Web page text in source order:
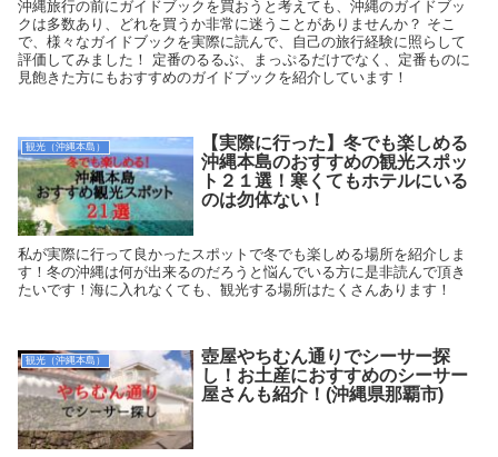
沖縄旅行の前にガイドブックを買おうと考えても、沖縄のガイドブッ
クは多数あり、どれを買うか非常に迷うことがありませんか？ そこ
で、様々なガイドブックを実際に読んで、自己の旅行経験に照らして
評価してみました！ 定番のるるぶ、まっぷるだけでなく、定番ものに
見飽きた方にもおすすめのガイドブックを紹介しています！
観光（沖縄本島）
【実際に行った】冬でも楽しめる
沖縄本島のおすすめの観光スポッ
ト２１選！寒くてもホテルにいる
のは勿体ない！
私が実際に行って良かったスポットで冬でも楽しめる場所を紹介しま
す！冬の沖縄は何が出来るのだろうと悩んでいる方に是非読んで頂き
たいです！海に入れなくても、観光する場所はたくさんあります！
観光（沖縄本島）
壺屋やちむん通りでシーサー探
し！お土産におすすめのシーサー
屋さんも紹介！(沖縄県那覇市)